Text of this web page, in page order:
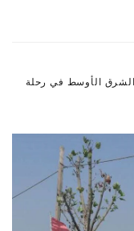
الشرق الأوسط في رحلة